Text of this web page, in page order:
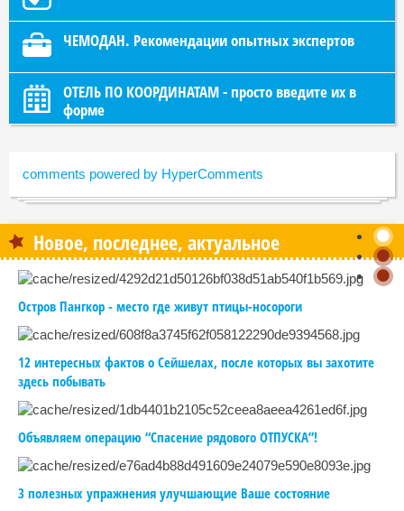
ЧЕМОДАН. Рекомендации опытных экспертов
ОТЕЛЬ ПО КООРДИНАТАМ - просто введите их в
форме
comments powered by HyperComments
Новое, последнее, актуальное
Остров Пангкор - место где живут птицы-носороги
12 интересных фактов о Сейшелах, после которых вы захотите
здесь побывать
Объявляем операцию “Спасение рядового ОТПУСКА”!
3 полезных упражнения улучшающие Ваше состояние